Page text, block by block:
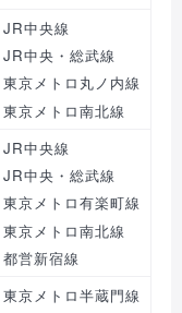
JR中央線
JR中央・総武線
東京メトロ丸ノ内線
東京メトロ南北線
JR中央線
JR中央・総武線
東京メトロ有楽町線
東京メトロ南北線
都営新宿線
東京メトロ半蔵門線